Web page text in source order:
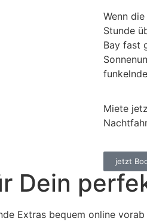
Wenn
Stunde
Bay fast
Miete
jetzt
Dein
Extras bequem online